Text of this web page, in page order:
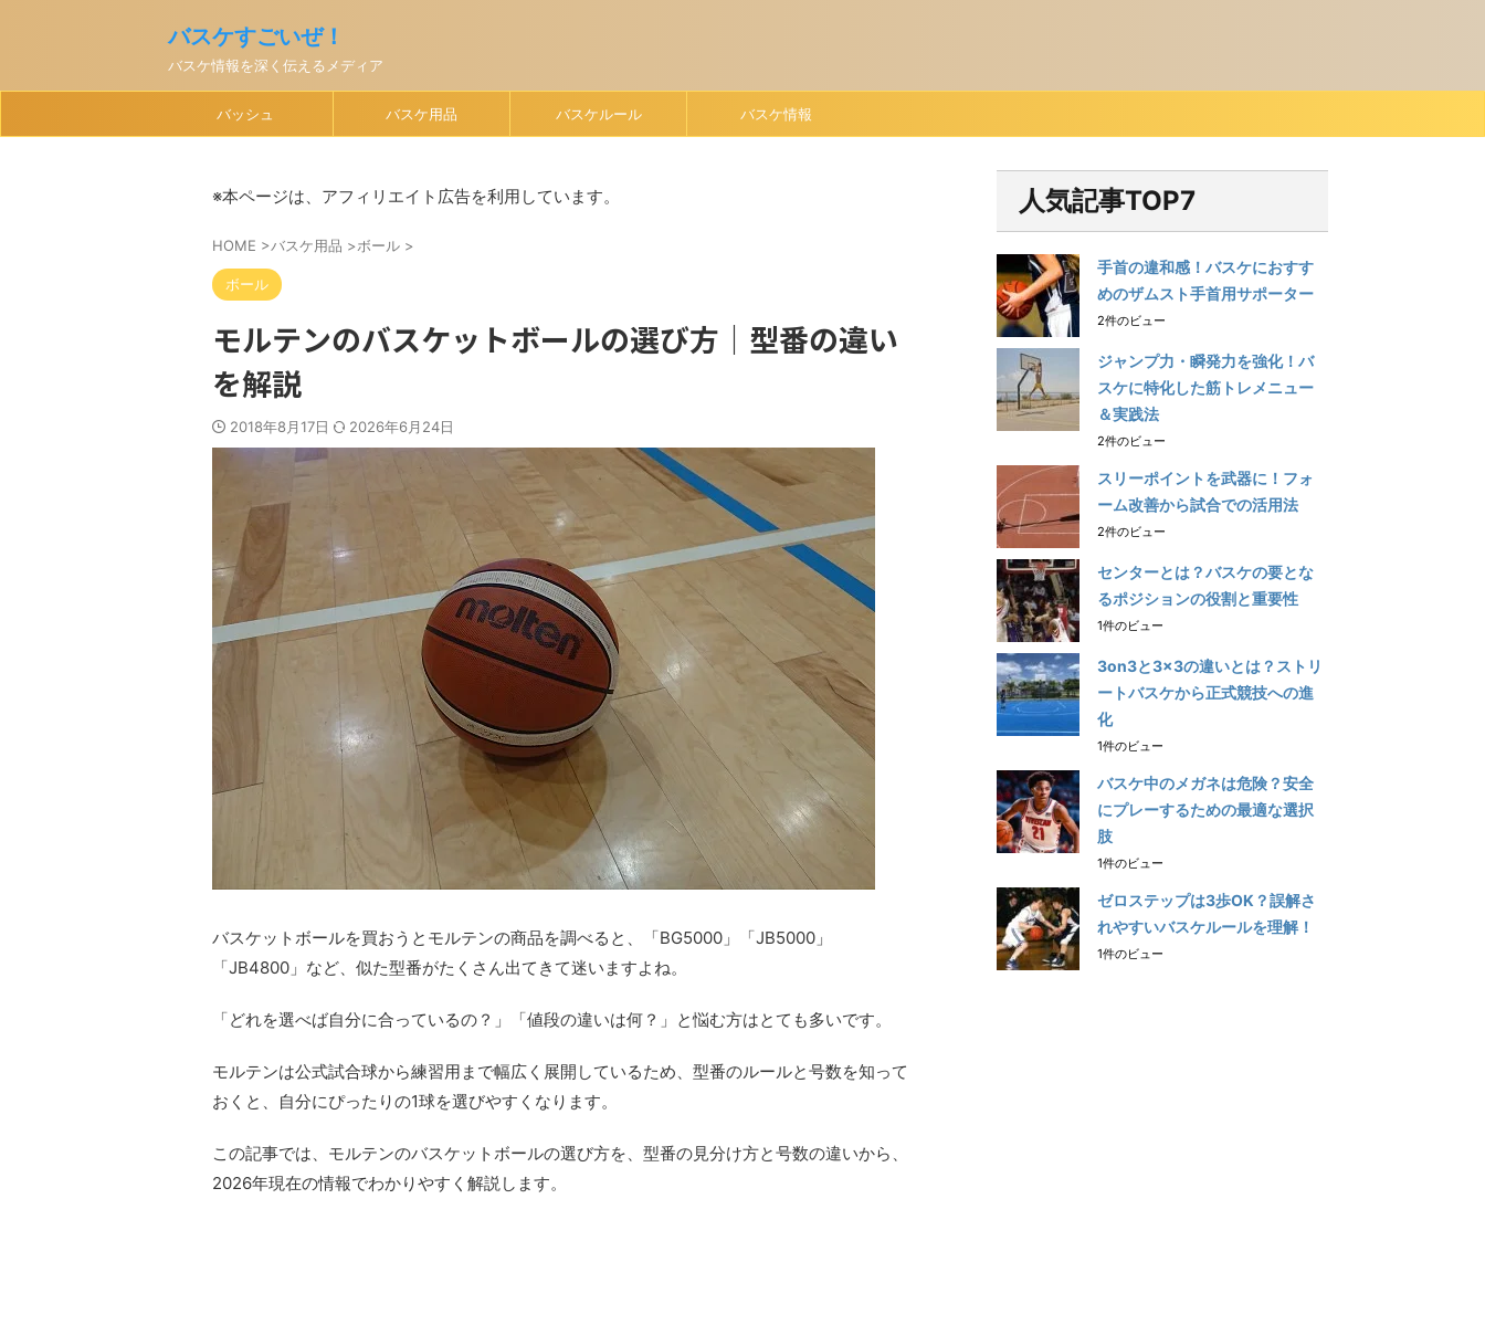
バスケすごいぜ！
バスケ情報を深く伝えるメディア
バッシュ バスケ用品 バスケルール バスケ情報
※本ページは、アフィリエイト広告を利用しています。
HOME >バスケ用品 >ボール >
ボール
モルテンのバスケットボールの選び方｜型番の違い
を解説
2018年8月17日 2026年6月24日
バスケットボールを買おうとモルテンの商品を調べると、「BG5000」「JB5000」
「JB4800」など、似た型番がたくさん出てきて迷いますよね。
「どれを選べば自分に合っているの？」「値段の違いは何？」と悩む方はとても多いです。
モルテンは公式試合球から練習用まで幅広く展開しているため、型番のルールと号数を知って
おくと、自分にぴったりの1球を選びやすくなります。
この記事では、モルテンのバスケットボールの選び方を、型番の見分け方と号数の違いから、
2026年現在の情報でわかりやすく解説します。
人気記事TOP7
手首の違和感！バスケにおすす
めのザムスト手首用サポーター
2件のビュー
ジャンプ力・瞬発力を強化！バ
スケに特化した筋トレメニュー
＆実践法
2件のビュー
スリーポイントを武器に！フォ
ーム改善から試合での活用法
2件のビュー
センターとは？バスケの要とな
るポジションの役割と重要性
1件のビュー
3on3と3×3の違いとは？ストリ
ートバスケから正式競技への進
化
1件のビュー
バスケ中のメガネは危険？安全
にプレーするための最適な選択
肢
1件のビュー
ゼロステップは3歩OK？誤解さ
れやすいバスケルールを理解！
1件のビュー